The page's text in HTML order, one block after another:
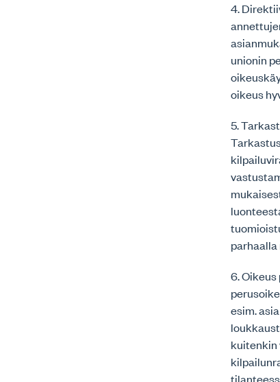
4.
unionin
oikeus
5.
6.
esim.
kuitenkin